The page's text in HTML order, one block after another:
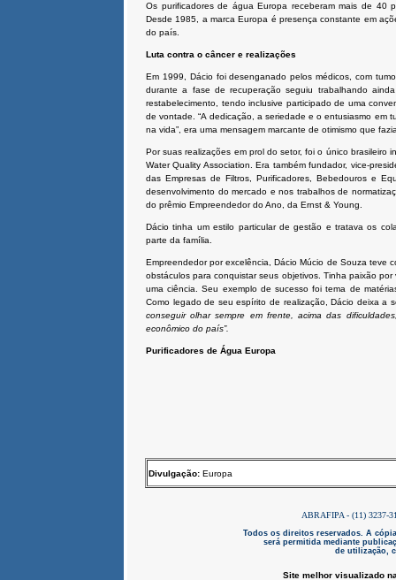
Os purificadores de água Europa receberam mais de 40
Desde 1985, a marca Europa é presença constante em
do país.
Luta contra o câncer e realizações
Em 1999, Dácio foi desenganado pelos médicos, com
durante a fase de recuperação seguiu trabalhando
restabelecimento, tendo inclusive participado de uma
de vontade. “A dedicação, a seriedade e o entusiasmo
na vida”, era uma mensagem marcante de otimismo que
Por suas realizações em prol do setor, foi o único brasileiro
Water Quality Association. Era também fundador, vice-
das Empresas de Filtros, Purificadores, Bebedouros e
desenvolvimento do mercado e nos trabalhos de
do prêmio Empreendedor do Ano, da Ernst & Young.
Dácio tinha um estilo particular de gestão e tratava os
parte da família.
Empreendedor por excelência, Dácio Múcio de Souza teve
obstáculos para conquistar seus objetivos. Tinha paixão
uma ciência. Seu exemplo de sucesso foi tema de
Como legado de seu espírito de realização, Dácio deixa a
conseguir olhar sempre em frente, acima das
econômico do país”.
Purificadores de Água Europa
Divulgação: Europa
ABRAFIPA - (11) 3237-
Todos os direitos reservados. A
será permitida mediante
de utilização,
Site melhor visualizado